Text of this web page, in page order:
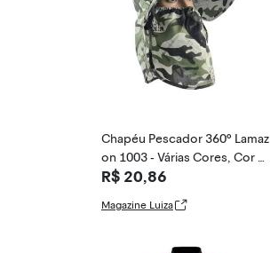
Chapéu Pescador 360º Lamaz
on 1003 - Várias Cores, Cor 0
4
R$ 20,86
Magazine Luiza